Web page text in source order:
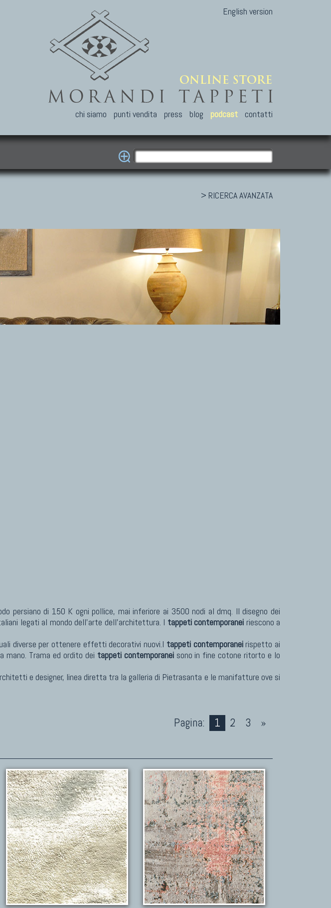
English version
chi siamo punti vendita press blog podcast contatti
> RICERCA AVANZATA
Tappeti Persiani Vecchi
TAPPETI CLASSICI
Collezione Hyderabad
Collezione Peshawar
persiano di 150 K ogni pollice, mai inferiore ai 3500 nodi al dmq. Il disegno dei
legati al mondo dell'arte dell'architettura. I tappeti contemporanei riescono a
diverse per ottenere effetti decorativi nuovi.I tappeti contemporaneirispetto ai
mano. Trama ed ordito dei tappeti contemporaneisono in fine cotone ritorto e lo
e designer, linea diretta tra la galleria di Pietrasanta e le manifatture ove si
Pagina: 1 2 3 »